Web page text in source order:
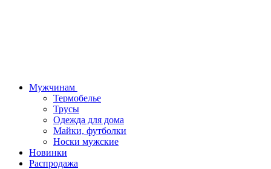
Мужчинам
Термобелье
Трусы
Одежда для дома
Майки, футболки
Носки мужские
Новинки
Распродажа